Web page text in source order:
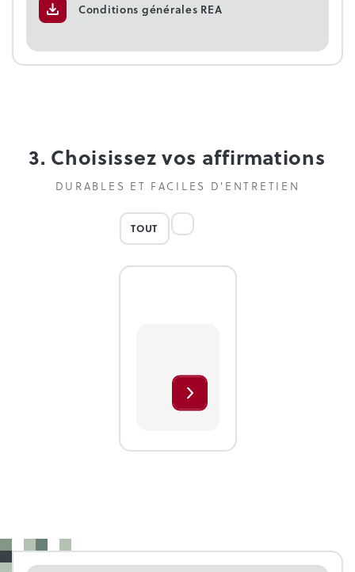
Conditions générales REA
3. Choisissez vos affirmations
DURABLES ET FACILES D'ENTRETIEN
TOUT